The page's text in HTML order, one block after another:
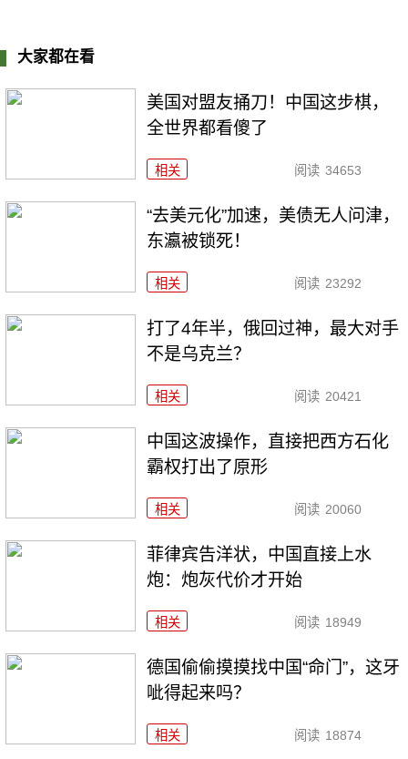
大家都在看
美国对盟友捅刀！中国这步棋，
全世界都看傻了
相关 阅读 34653
“去美元化”加速，美债无人问津，
东瀛被锁死！
相关 阅读 23292
打了4年半，俄回过神，最大对手
不是乌克兰？
相关 阅读 20421
中国这波操作，直接把西方石化
霸权打出了原形
相关 阅读 20060
菲律宾告洋状，中国直接上水
炮：炮灰代价才开始
相关 阅读 18949
德国偷偷摸摸找中国“命门”，这牙
呲得起来吗？
相关 阅读 18874